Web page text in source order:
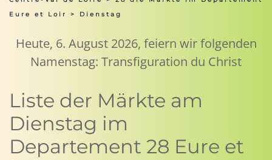
Eure et Loir
> Dienstag
Heute, 6. August 2026, feiern wir folgenden
Namenstag: Transfiguration du Christ
Liste der Märkte am
Dienstag im
Departement 28 Eure et